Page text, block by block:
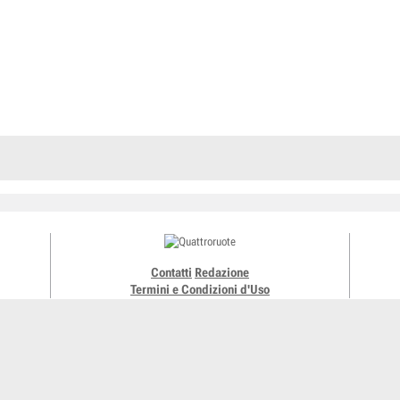
Contatti Redazione
Termini e Condizioni d'Uso